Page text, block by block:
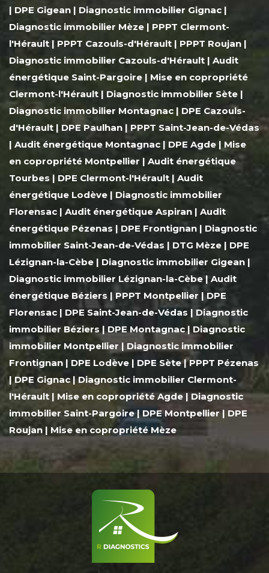
| DPE Gigean | Diagnostic immobilier Gignac |
Diagnostic immobilier Mèze | PPPT Clermont-
l'Hérault | PPPT Cazouls-d'Hérault | PPPT Roujan |
Diagnostic immobilier Cazouls-d'Hérault | Audit
énergétique Saint-Pargoire | Mise en copropriété
Clermont-l'Hérault | Diagnostic immobilier Sète |
Diagnostic immobilier Montagnac | DPE Cazouls-
d'Hérault | DPE Paulhan | PPPT Saint-Jean-de-Védas
| Audit énergétique Montagnac | DPE Agde | Mise
en copropriété Montpellier | Audit énergétique
Tourbes | DPE Clermont-l'Hérault | Audit
énergétique Lodève | Diagnostic immobilier
Florensac | Audit énergétique Aspiran | Audit
énergétique Pézenas | DPE Frontignan | Diagnostic
immobilier Saint-Jean-de-Védas | DTG Mèze | DPE
Lézignan-la-Cèbe | Diagnostic immobilier Gigean |
Diagnostic immobilier Lézignan-la-Cèbe|Audit
énergétique Béziers | PPPT Montpellier |DPE
Florensac | DPE Saint-Jean-de-Védas | Diagnostic
immobilier Béziers | DPE Montagnac| Diagnostic
immobilier Montpellier | Diagnostic immobilier
Frontignan | DPE Lodève | DPE Sète|PPPT Pézenas
| DPE Gignac|Diagnostic immobilier Clermont-
l'Hérault | Mise en copropriété Agde | Diagnostic
immobilier Saint-Pargoire| DPE Montpellier | DPE
Roujan | Mise en copropriété Mèze